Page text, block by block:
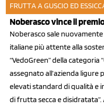
FRUTTA A GUSCIO ED
20 nov 2014
Noberasco vince il
Noberasco sale
italiane più attente alla
“VedoGreen” della
assegnato all’azienda ligure
elevati standard di qualità e
di frutta secca e